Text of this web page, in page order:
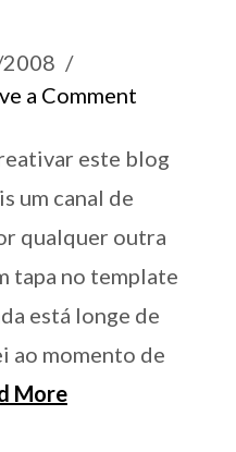
a Comment
este blog
um canal de
qualquer outra
tapa no template
está longe de
ao momento de
More